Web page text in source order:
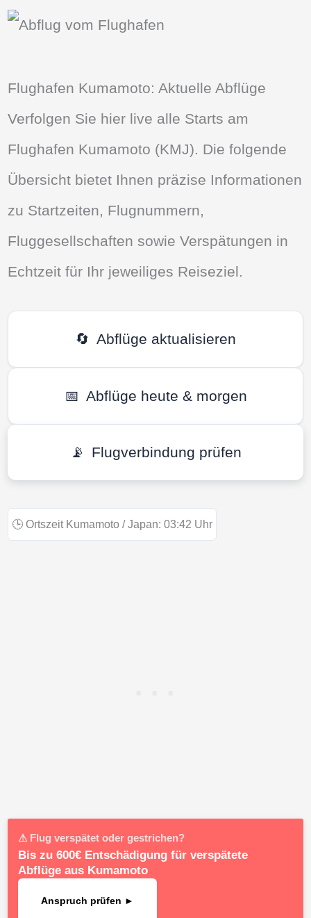
Flughafen Kumamoto: Aktuelle Abflüge
Verfolgen Sie hier live alle Starts am
Flughafen Kumamoto (KMJ). Die folgende
Übersicht bietet Ihnen präzise Informationen
zu Startzeiten, Flugnummern,
Fluggesellschaften sowie Verspätungen in
Echtzeit für Ihr jeweiliges Reiseziel.
🔄 Abflüge aktualisieren
📅 Abflüge heute & morgen
📡 Flugverbindung prüfen
🕒 Ortszeit Kumamoto / Japan: 03:42 Uhr
⚠ Flug verspätet oder gestrichen?
Bis zu 600€ Entschädigung für verspätete
Abflüge aus Kumamoto
Anspruch prüfen ►